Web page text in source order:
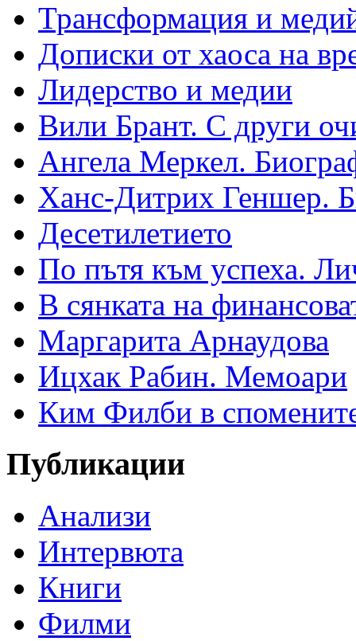
Трансформация и
Дописки от хаоса на
Лидерство и медии
Вили Брант. С други
Ангела Меркел.
Ханс-Дитрих Геншер.
Десетилетието
По пътя към успеха.
В сянката на
Маргарита Арнаудова
Ицхак Рабин. Мемоари
Ким Филби в
Публикации
Анализи
Интервюта
Книги
Филми